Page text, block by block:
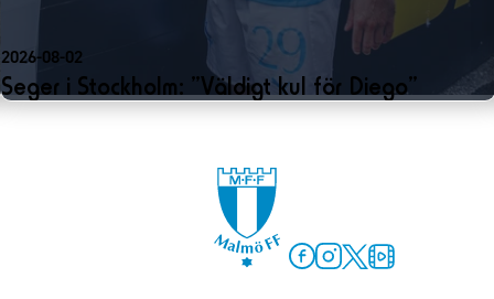
2026-08-02
Seger i Stockholm: ”Väldigt kul för Diego”